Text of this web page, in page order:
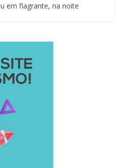
em flagrante, na noite